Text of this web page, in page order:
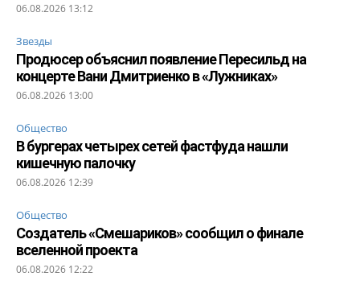
06.08.2026 13:12
Звезды
Продюсер объяснил появление Пересильд на
концерте Вани Дмитриенко в «Лужниках»
06.08.2026 13:00
Общество
В бургерах четырех сетей фастфуда нашли
кишечную палочку
06.08.2026 12:39
Общество
Создатель «Смешариков» сообщил о финале
вселенной проекта
06.08.2026 12:22